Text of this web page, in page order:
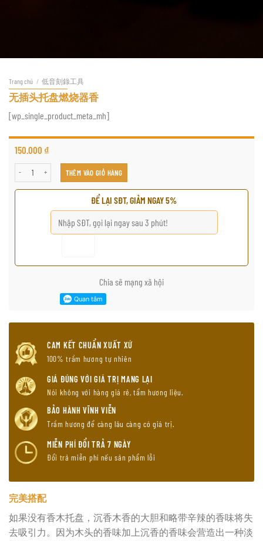
Trang chủ / 低音刻錄工具
无插头托盘燃烧器香
[wp_single_product_meta_mh]
150.000 ₫
无插头托盘燃烧器香 số lượngTHÊM VÀO GIỎ HÀNG
ĐỂ LẠI SĐT, GIẢM NGAY 5%
Chia sẽ mạng xã hội
CAM KẾT CHUẨN XUẤT XỨ
100% trầm hương tự nhiên
GIÁ ĐÚNG VỚI GIÁ TRỊ MANG LẠI
Nói không với hàng giá rẻ, tẩm hương liệu.
BẢO HÀNH VĨNH VIỄN
Trầm hương để càng lâu càng có giá trị.
MIỄN PHÍ ĐỔI TRẢ 7 NGÀY
Đổi trả miễn phí nếu sản phẩm lỗi
完美搭配
如果没有香木托盘，沉香木香的大胆和略带辛辣的香味将失
去吸引力。因为木头的香味加上沉香的香味会营造出一种淡